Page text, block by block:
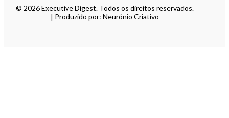
© 2026 Executive Digest. Todos os direitos reservados.
| Produzido por: Neurónio Criativo